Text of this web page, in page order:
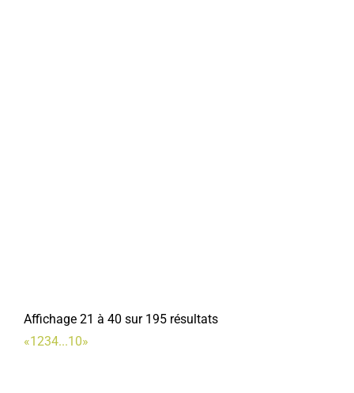
Affichage 21 à 40 sur 195 résultats
«1234...10»